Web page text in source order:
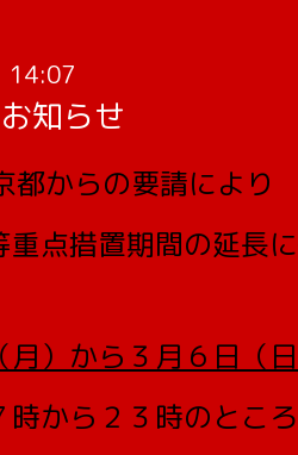
14:07
知らせ
都からの要請により
重点措置期間の延長
月）から３月６日（
時から２３時のところ